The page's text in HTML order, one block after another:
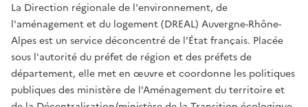
La Direction régionale de l'environnement, de
l'aménagement et du logement (DREAL) Auvergne-Rhône-
Alpes est un service déconcentré de l'État français. Placée
sous l'autorité du préfet de région et des préfets de
département, elle met en œuvre et coordonne les politiques
publiques des ministère de l'Aménagement du territoire et